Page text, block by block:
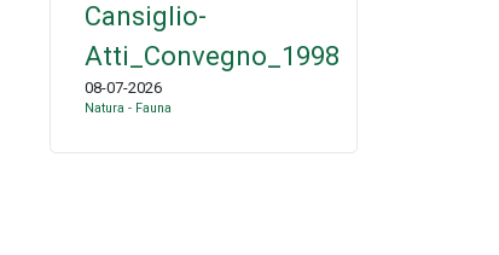
Cansiglio-
Atti_Convegno_1998
08-07-2026
Natura - Fauna